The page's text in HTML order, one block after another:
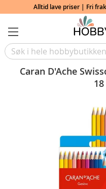
Alltid lave priser | Fri
Caran D'Ache